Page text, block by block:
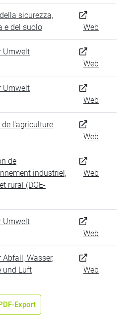
sicurezza,
e del suolo
Web
Umwelt
Web
Umwelt
Web
de l'agriculture
Web
de
industriel,
rural (DGE-
Web
Umwelt
Web
Wasser,
und Luft
Web
Export